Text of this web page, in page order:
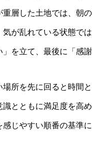
重層した土地では、朝
気が乱れている状態で
を立て、最後に「感
場所を先に回ると時間
識とともに満足度を高
じやすい順番の基準